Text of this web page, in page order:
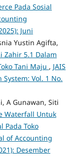
Pada Sosial
Juni
Yustin Agifta,
Zahir 5.1 Dalam
Tani Maju , JAIS
Vol. 1 No.
A Gunawan, Siti
Waterfall Untuk
Pada Toko
of Accounting
Desember